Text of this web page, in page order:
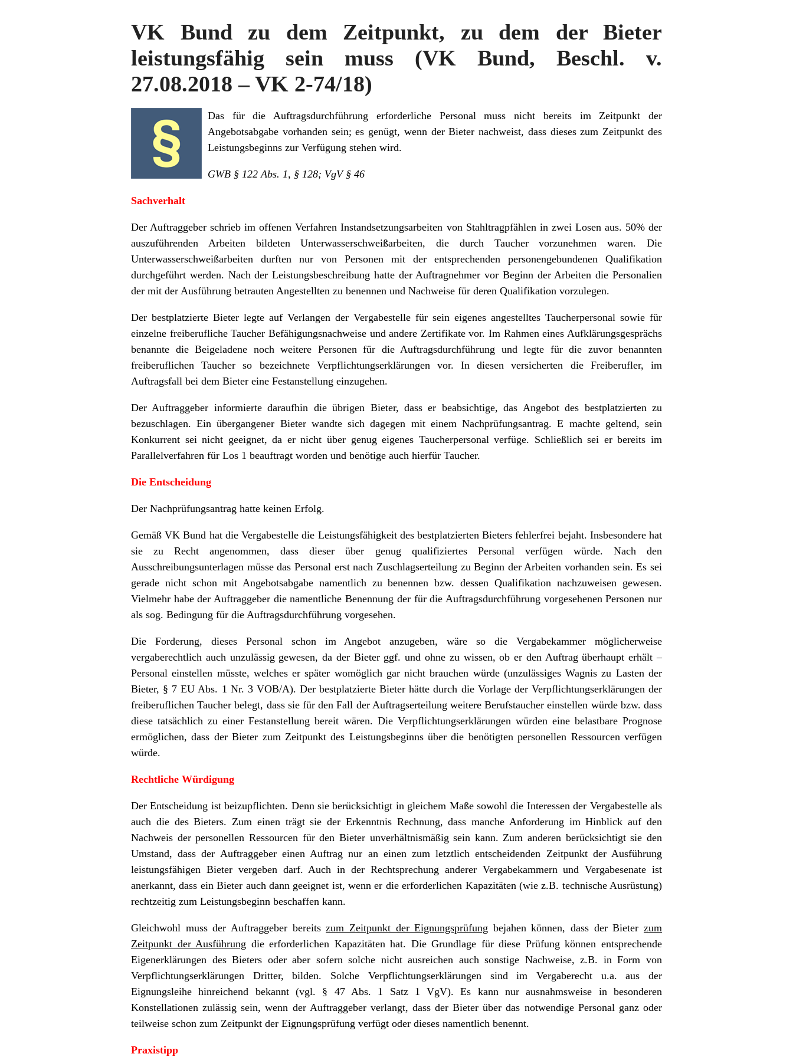
VK Bund zu dem Zeitpunkt, zu dem der Bieter
leistungsfähig sein muss (VK Bund, Beschl. v.
27.08.2018 – VK 2-74/18)
Das für die Auftragsdurchführung erforderliche Personal muss nicht bereits im Zeitpunkt der
Angebotsabgabe vorhanden sein; es genügt, wenn der Bieter nachweist, dass dieses zum Zeitpunkt des
Leistungsbeginns zur Verfügung stehen wird.
GWB § 122 Abs. 1, § 128; VgV § 46
Sachverhalt
Der Auftraggeber schrieb im offenen Verfahren Instandsetzungsarbeiten von Stahltragpfählen in zwei Losen aus. 50% der
auszuführenden Arbeiten bildeten Unterwasserschweißarbeiten, die durch Taucher vorzunehmen waren. Die
Unterwasserschweißarbeiten durften nur von Personen mit der entsprechenden personengebundenen Qualifikation
durchgeführt werden. Nach der Leistungsbeschreibung hatte der Auftragnehmer vor Beginn der Arbeiten die Personalien
der mit der Ausführung betrauten Angestellten zu benennen und Nachweise für deren Qualifikation vorzulegen.
Der bestplatzierte Bieter legte auf Verlangen der Vergabestelle für sein eigenes angestelltes Taucherpersonal sowie für
einzelne freiberufliche Taucher Befähigungsnachweise und andere Zertifikate vor. Im Rahmen eines Aufklärungsgesprächs
benannte die Beigeladene noch weitere Personen für die Auftragsdurchführung und legte für die zuvor benannten
freiberuflichen Taucher so bezeichnete Verpflichtungserklärungen vor. In diesen versicherten die Freiberufler, im
Auftragsfall bei dem Bieter eine Festanstellung einzugehen.
Der Auftraggeber informierte daraufhin die übrigen Bieter, dass er beabsichtige, das Angebot des bestplatzierten zu
bezuschlagen. Ein übergangener Bieter wandte sich dagegen mit einem Nachprüfungsantrag. E machte geltend, sein
Konkurrent sei nicht geeignet, da er nicht über genug eigenes Taucherpersonal verfüge. Schließlich sei er bereits im
Parallelverfahren für Los 1 beauftragt worden und benötige auch hierfür Taucher.
Die Entscheidung
Der Nachprüfungsantrag hatte keinen Erfolg.
Gemäß VK Bund hat die Vergabestelle die Leistungsfähigkeit des bestplatzierten Bieters fehlerfrei bejaht. Insbesondere hat
sie zu Recht angenommen, dass dieser über genug qualifiziertes Personal verfügen würde. Nach den
Ausschreibungsunterlagen müsse das Personal erst nach Zuschlagserteilung zu Beginn der Arbeiten vorhanden sein. Es sei
gerade nicht schon mit Angebotsabgabe namentlich zu benennen bzw. dessen Qualifikation nachzuweisen gewesen.
Vielmehr habe der Auftraggeber die namentliche Benennung der für die Auftragsdurchführung vorgesehenen Personen nur
als sog. Bedingung für die Auftragsdurchführung vorgesehen.
Die Forderung, dieses Personal schon im Angebot anzugeben, wäre so die Vergabekammer möglicherweise
vergaberechtlich auch unzulässig gewesen, da der Bieter ggf. und ohne zu wissen, ob er den Auftrag überhaupt erhält –
Personal einstellen müsste, welches er später womöglich gar nicht brauchen würde (unzulässiges Wagnis zu Lasten der
Bieter, § 7 EU Abs. 1 Nr. 3 VOB/A). Der bestplatzierte Bieter hätte durch die Vorlage der Verpflichtungserklärungen der
freiberuflichen Taucher belegt, dass sie für den Fall der Auftragserteilung weitere Berufstaucher einstellen würde bzw. dass
diese tatsächlich zu einer Festanstellung bereit wären. Die Verpflichtungserklärungen würden eine belastbare Prognose
ermöglichen, dass der Bieter zum Zeitpunkt des Leistungsbeginns über die benötigten personellen Ressourcen verfügen
würde.
Rechtliche Würdigung
Der Entscheidung ist beizupflichten. Denn sie berücksichtigt in gleichem Maße sowohl die Interessen der Vergabestelle als
auch die des Bieters. Zum einen trägt sie der Erkenntnis Rechnung, dass manche Anforderung im Hinblick auf den
Nachweis der personellen Ressourcen für den Bieter unverhältnismäßig sein kann. Zum anderen berücksichtigt sie den
Umstand, dass der Auftraggeber einen Auftrag nur an einen zum letztlich entscheidenden Zeitpunkt der Ausführung
leistungsfähigen Bieter vergeben darf. Auch in der Rechtsprechung anderer Vergabekammern und Vergabesenate ist
anerkannt, dass ein Bieter auch dann geeignet ist, wenn er die erforderlichen Kapazitäten (wie z.B. technische Ausrüstung)
rechtzeitig zum Leistungsbeginn beschaffen kann.
Gleichwohl muss der Auftraggeber bereitszum Zeitpunkt der Eignungsprüfung bejahen können, dass der Bieterzum
Zeitpunkt der Ausführung die erforderlichen Kapazitäten hat. Die Grundlage für diese Prüfung können entsprechende
Eigenerklärungen des Bieters oder aber sofern solche nicht ausreichen auch sonstige Nachweise, z.B. in Form von
Verpflichtungserklärungen Dritter, bilden. Solche Verpflichtungserklärungen sind im Vergaberecht u.a. aus der
Eignungsleihe hinreichend bekannt (vgl. § 47 Abs. 1 Satz 1 VgV). Es kann nur ausnahmsweise in besonderen
Konstellationen zulässig sein, wenn der Auftraggeber verlangt, dass der Bieter über das notwendige Personal ganz oder
teilweise schon zum Zeitpunkt der Eignungsprüfung verfügt oder dieses namentlich benennt.
Praxistipp